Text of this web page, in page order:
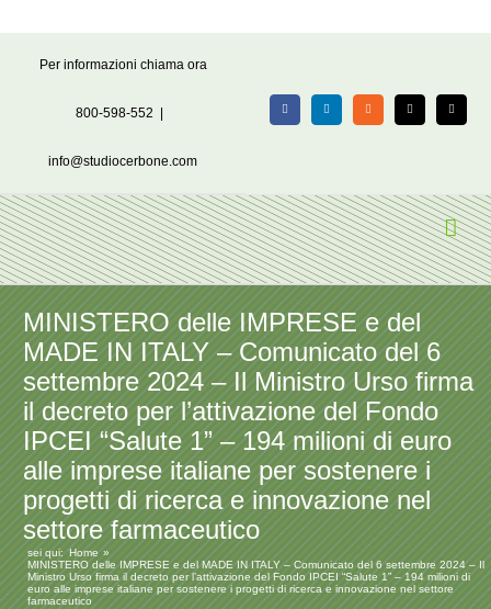
Per informazioni chiama ora
800-598-552
info@studiocerbone.com
FacebookLinkedIn Rss X Email
MINISTERO delle IMPRESE e del
MADE IN ITALY – Comunicato del 6
settembre 2024 – Il Ministro Urso firma
il decreto per l’attivazione del Fondo
IPCEI “Salute 1” – 194 milioni di euro
alle imprese italiane per sostenere i
progetti di ricerca e innovazione nel
settore farmaceutico
sei qui:
Home
MINISTERO delle IMPRESE e del MADE IN ITALY – Comunicato del 6 settembre 2024 – Il
Ministro Urso firma il decreto per l’attivazione del Fondo IPCEI “Salute 1” – 194 milioni di
euro alle imprese italiane per sostenere i progetti di ricerca e innovazione nel settore
farmaceutico